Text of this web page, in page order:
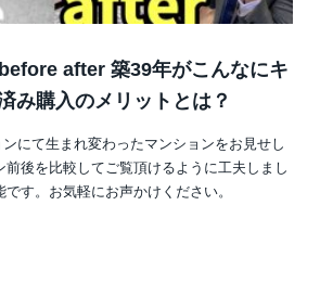
after 築39年がこんなにキ
み購入のメリットとは？
にて生まれ変わったマンションをお見せし
前後を比較してご覧頂けるように工夫しまし
す。お気軽にお声かけください。